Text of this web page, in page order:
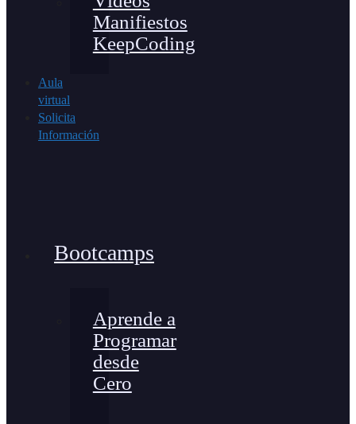
Manifiestos
KeepCoding
Aula
virtual
Solicita
Información
Bootcamps
Aprende a
Programar
desde
Cero